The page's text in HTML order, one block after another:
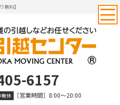
無料】
6157
無休 ［営業時間］8:00～20:00